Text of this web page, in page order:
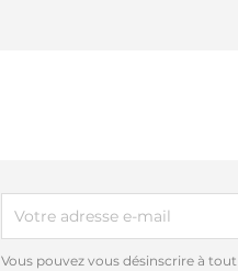
Vous pouvez vous désinscrire à